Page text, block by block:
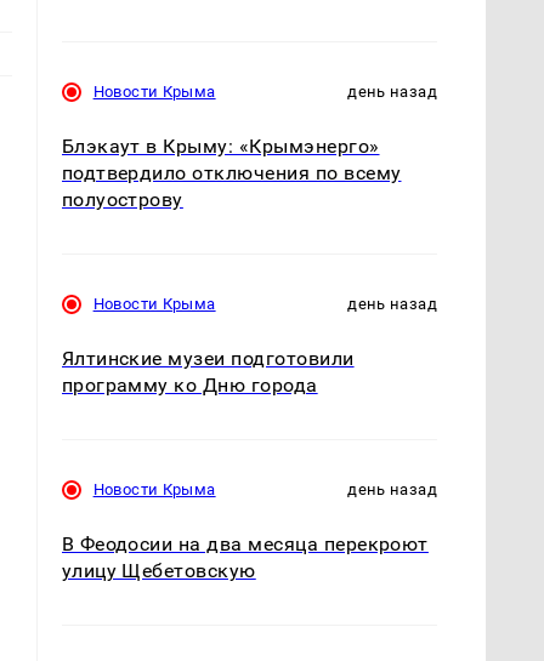
Новости Крыма день назад
Блэкаут в Крыму: «Крымэнерго»
подтвердило отключения по всему
полуострову
Новости Крыма день назад
Ялтинские музеи подготовили
программу ко Дню города
Новости Крыма день назад
В Феодосии на два месяца перекроют
улицу Щебетовскую